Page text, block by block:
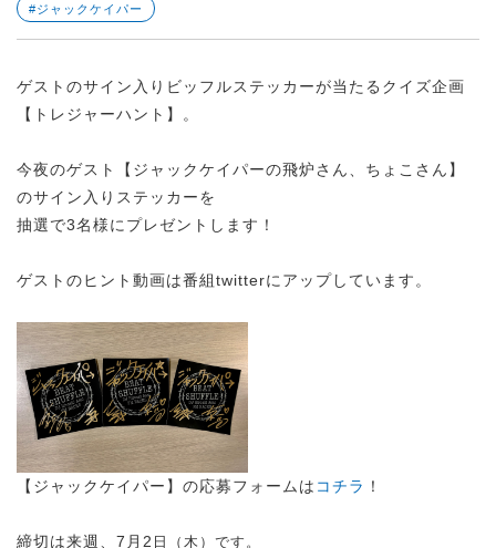
#ジャックケイパー
ゲストのサイン入りビッフルステッカーが当たるクイズ企画
【トレジャーハント】。
今夜のゲスト【ジャックケイパーの飛炉さん、ちょこさん】
のサイン入りステッカーを
抽選で3名様にプレゼントします！
ゲストのヒント動画は番組twitterにアップしています。
【ジャックケイパー】の応募フォームは コチラ ！
締切は来週、7月2 日（木）です。